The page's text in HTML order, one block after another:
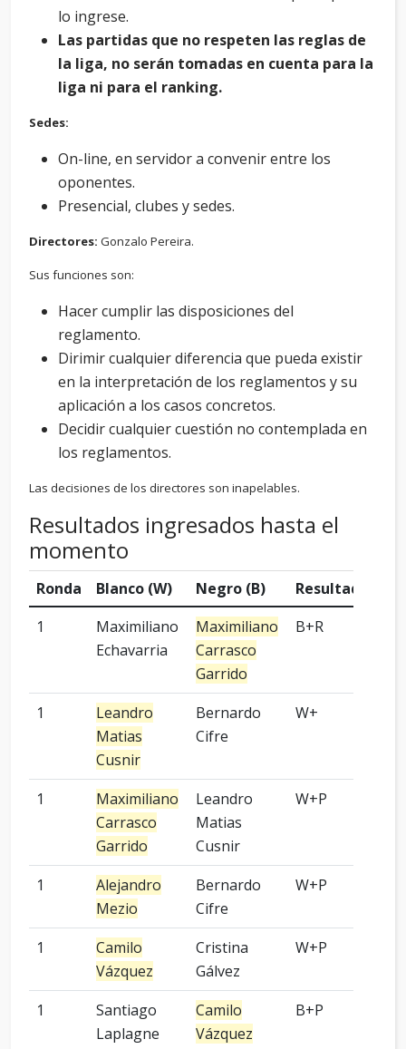
lo ingrese.
Las partidas que no respeten las reglas de
la liga, no serán tomadas en cuenta para la
liga ni para el ranking.
Sedes:
On-line, en servidor a convenir entre los
oponentes.
Presencial, clubes y sedes.
Directores: Gonzalo Pereira.
Sus funciones son:
Hacer cumplir las disposiciones del
reglamento.
Dirimir cualquier diferencia que pueda existir
en la interpretación de los reglamentos y su
aplicación a los casos concretos.
Decidir cualquier cuestión no contemplada en
los reglamentos.
Las decisiones de los directores son inapelables.
Resultados ingresados hasta el
momento
Ronda Blanco (W) Negro (B) Resultado
1
Maximiliano
Echavarria
Maximiliano
Carrasco
Garrido
B+R
1
Leandro
Matias
Cusnir
Bernardo
Cifre
W+
1
Maximiliano
Carrasco
Garrido
Leandro
Matias
Cusnir
W+P
1
Alejandro
Mezio
Bernardo
Cifre
W+P
1
Camilo
Vázquez
Cristina
Gálvez
W+P
1
Santiago
Laplagne
Camilo
Vázquez
B+P